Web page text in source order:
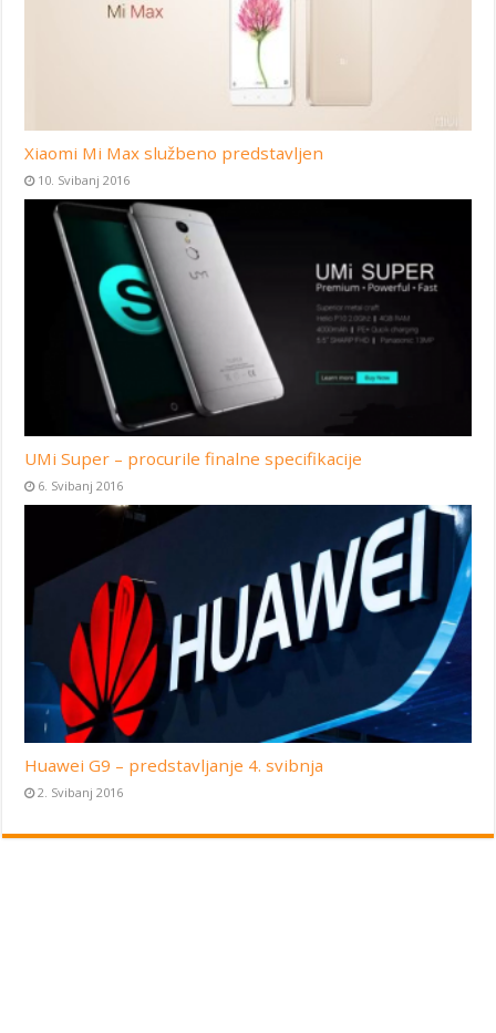
Xiaomi Mi Max službeno predstavljen
10. Svibanj 2016
UMi Super – procurile finalne specifikacije
6. Svibanj 2016
Huawei G9 – predstavljanje 4. svibnja
2. Svibanj 2016